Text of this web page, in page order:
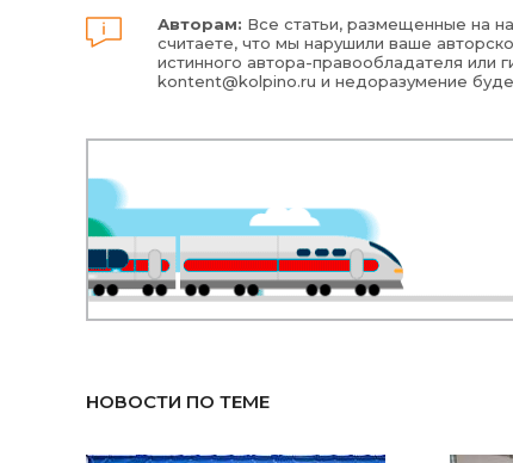
Авторам: Все статьи, размещенные на
считаете, что мы нарушили ваше
истинного автора-правообладателя или
kontent@kolpino.ru и недоразумение
НОВОСТИ ПО ТЕМЕ